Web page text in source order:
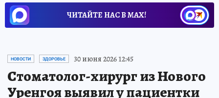
ЧИТАЙТЕ НАС В МАХ!
НОВОСТИ ЗДОРОВЬЕ 30 июня 2026 12:45
Стоматолог-хирург из Нового
Уренгоя выявил у пациентки